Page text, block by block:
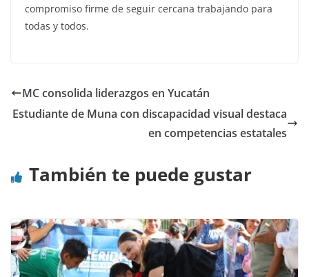
compromiso firme de seguir cercana trabajando para
todas y todos.
MC consolida liderazgos en Yucatán
Estudiante de Muna con discapacidad visual destaca
en competencias estatales
También te puede gustar